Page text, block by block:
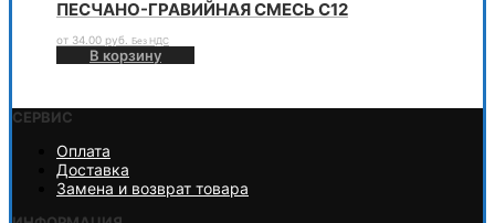
ПЕСЧАНО-ГРАВИЙНАЯ СМЕСЬ С12
от 34.00 руб. Без НДС
В корзину
СЕРВИС
Оплата
Доставка
Замена и возврат товара